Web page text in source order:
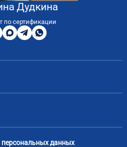
Дудкина
по сертификации
MAXTelegram
WhatsApp
персональных данных